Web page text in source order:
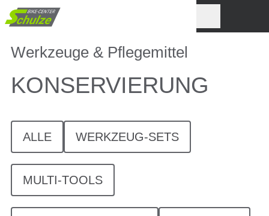
Werkzeuge & Pflegemittel
KONSERVIERUNG
ALLE WERKZEUG-SETS
MULTI-TOOLS